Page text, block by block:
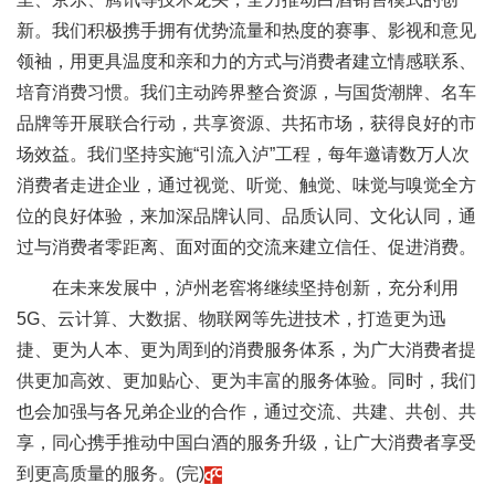
新。我们积极携手拥有优势流量和热度的赛事、影视和意见
领袖，用更具温度和亲和力的方式与消费者建立情感联系、
培育消费习惯。我们主动跨界整合资源，与国货潮牌、名车
品牌等开展联合行动，共享资源、共拓市场，获得良好的市
场效益。我们坚持实施“引流入泸”工程，每年邀请数万人次
消费者走进企业，通过视觉、听觉、触觉、味觉与嗅觉全方
位的良好体验，来加深品牌认同、品质认同、文化认同，通
过与消费者零距离、面对面的交流来建立信任、促进消费。
在未来发展中，泸州老窖将继续坚持创新，充分利用
5G、云计算、大数据、物联网等先进技术，打造更为迅
捷、更为人本、更为周到的消费服务体系，为广大消费者提
供更加高效、更加贴心、更为丰富的服务体验。同时，我们
也会加强与各兄弟企业的合作，通过交流、共建、共创、共
享，同心携手推动中国白酒的服务升级，让广大消费者享受
到更高质量的服务。(完)